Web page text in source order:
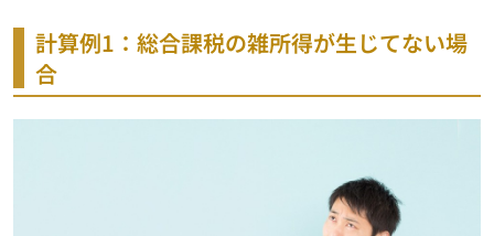
計算例1：総合課税の雑所得が生じてない場
合